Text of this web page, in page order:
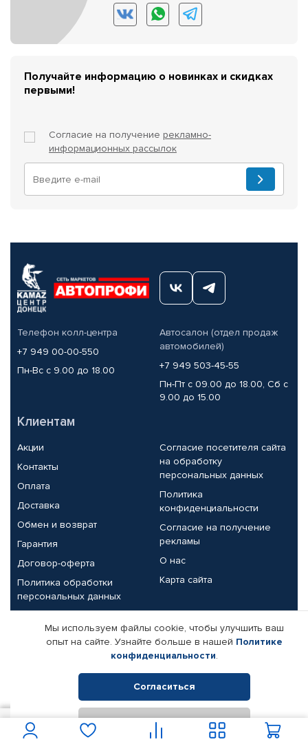
Получайте информацию о новинках и скидках
первыми!
Согласие на получение рекламно-
информационных рассылок
Телефон колл-центра
+7 949 00-00-550
Пн-Вс с 9.00 до 18.00
Автосалон (отдел продаж
автомобилей)
+7 949 503-45-55
Пн-Пт с 09.00 до 18.00, Сб с
9.00 до 15.00
Клиентам
Акции
Контакты
Оплата
Доставка
Обмен и возврат
Гарантия
Договор-оферта
Политика обработки
персональных данных
Согласие посетителя сайта
на обработку
персональных данных
Политика
конфиденциальности
Согласие на получение
рекламы
О нас
Карта сайта
Партнерам
Корпоративным клиентам
Поставщикам
Реквизиты компании
© КАМАЗ ЦЕНТР ДОНЕЦК, 2015-2026. Все права защищены.
Интернет-магазин автомобильных товаров Автопрофи.
Мы используем файлы cookie, чтобы улучшить ваш
опыт на сайте. Узнайте больше в нашей Политике
конфиденциальности.
Согласиться
Отклонить
В корзину